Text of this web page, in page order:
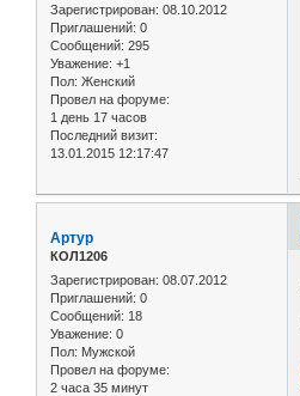
Зарегистрирован: 08.10.2012
Приглашений: 0
Сообщений: 295
Уважение: +1
Пол: Женский
Провел на форуме:
1 день 17 часов
Последний визит:
13.01.2015 12:17:47
Артур
КОЛ1206
Зарегистрирован: 08.07.2012
Приглашений: 0
Сообщений: 18
Уважение: 0
Пол: Мужской
Провел на форуме:
2 часа 35 минут